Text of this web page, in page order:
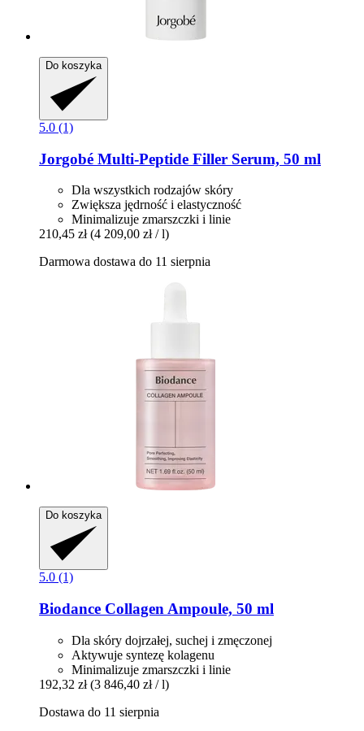
Do koszyka
5.0 (1)
Jorgobé Multi-​Peptide Filler Serum, 50 ml
Dla wszystkich rodzajów skóry
Zwiększa jędrność i elastyczność
Minimalizuje zmarszczki i linie
210,45 zł (4 209,00 zł / l)
Darmowa dostawa do 11 sierpnia
Do koszyka
5.0 (1)
Biodance Collagen Ampoule, 50 ml
Dla skóry dojrzałej, suchej i zmęczonej
Aktywuje syntezę kolagenu
Minimalizuje zmarszczki i linie
192,32 zł (3 846,40 zł / l)
Dostawa do 11 sierpnia